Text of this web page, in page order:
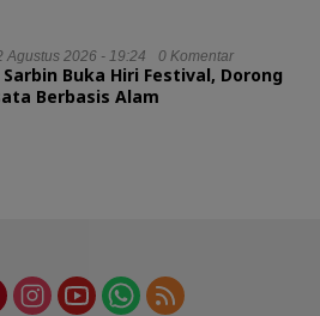
Agustus 2026 - 19:24 0 Komentar
Buka Hiri Festival, Dorong
Berbasis Alam